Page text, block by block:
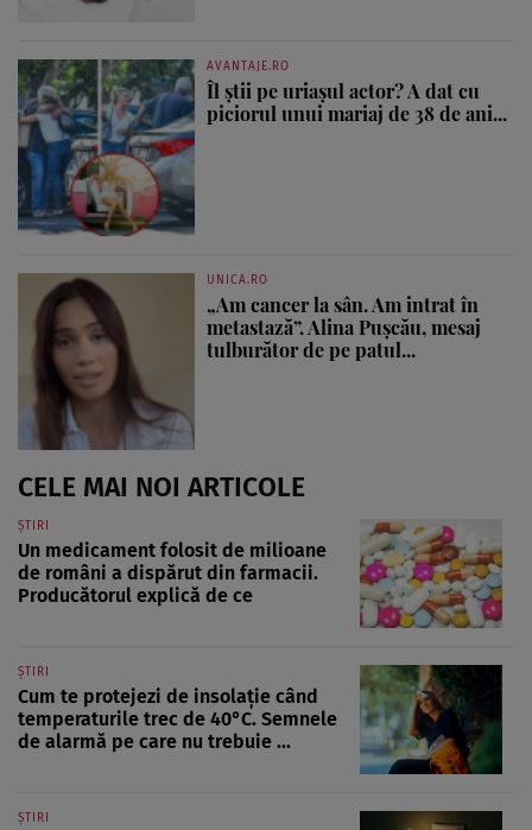
AVANTAJE.RO
Îl știi pe uriașul actor? A dat cu
piciorul unui mariaj de 38 de ani...
UNICA.RO
„Am cancer la sân. Am intrat în
metastază”. Alina Pușcău, mesaj
tulburător de pe patul...
CELE MAI NOI ARTICOLE
ȘTIRI
Un medicament folosit de milioane
de români a dispărut din farmacii.
Producătorul explică de ce
ȘTIRI
Cum te protejezi de insolație când
temperaturile trec de 40°C. Semnele
de alarmă pe care nu trebuie ...
ȘTIRI